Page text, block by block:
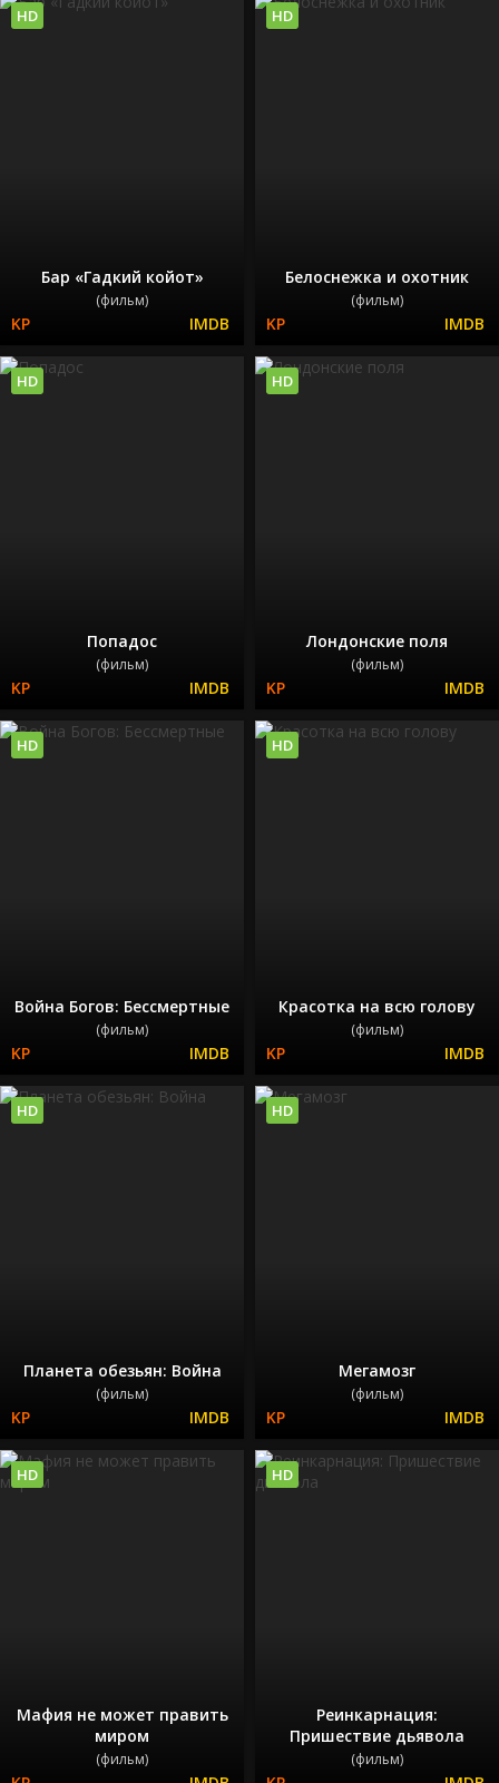
Бар «Гадкий койот»
(фильм)
HD
Белоснежка и охотник
(фильм)
HD
Попадос
(фильм)
HD
Лондонские поля
(фильм)
HD
Война Богов: Бессмертные
(фильм)
HD
Красотка на всю голову
(фильм)
HD
Планета обезьян: Война
(фильм)
HD
Мегамозг
(фильм)
HD
Мафия не может править
миром
(фильм)
HD
Реинкарнация:
Пришествие дьявола
(фильм)
HD